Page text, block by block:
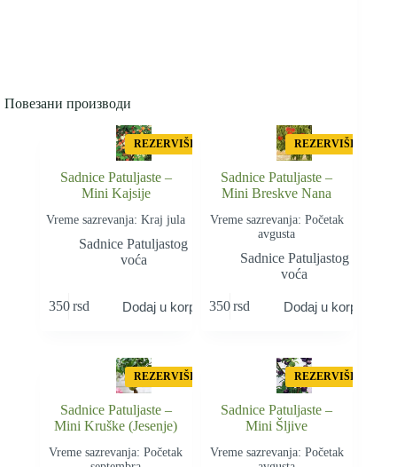
Повезани производи
REZERVIŠI
Sadnice Patuljaste –
Mini Kajsije
Vreme sazrevanja: Kraj jula
Sadnice Patuljastog
voća
350rsd Dodaj u korpu
REZERVIŠI
Sadnice Patuljaste –
Mini Breskve Nana
Vreme sazrevanja: Početak
avgusta
Sadnice Patuljastog
voća
350 rsd Dodaj u korpu
REZERVIŠI
Sadnice Patuljaste –
Mini Kruške (Jesenje)
Vreme sazrevanja: Početak
REZERVIŠI
Sadnice Patuljaste –
Mini Šljive
Vreme sazrevanja: Početak